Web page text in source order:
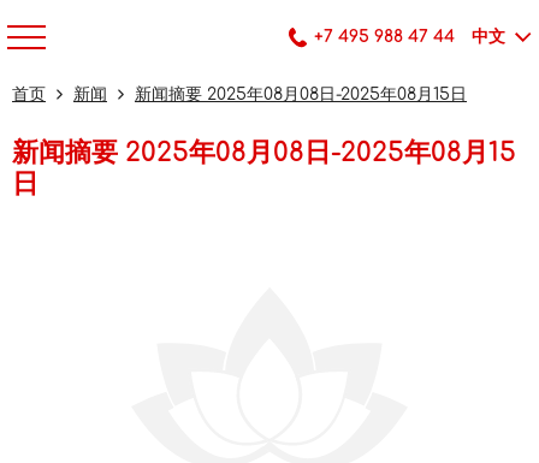
+7 495 988 47 44 中文
首页 新闻 新闻摘要 2025年08月08日-2025年08月15日
新闻摘要 2025年08月08日-2025年08月15
日